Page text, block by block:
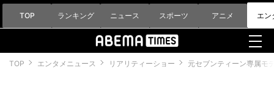
TOP ランキング ニュース スポーツ アニメ エン
TOP エンタメニュース リアリティーショー 元セブンティーン専属モ